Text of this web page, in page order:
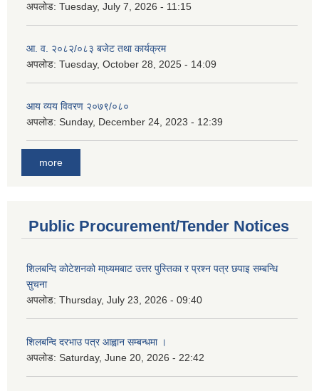
अपलोड: Tuesday, July 7, 2026 - 11:15
आ. व. २०८२/०८३ बजेट तथा कार्यक्रम
अपलोड: Tuesday, October 28, 2025 - 14:09
आय व्यय विवरण २०७९/०८०
अपलोड: Sunday, December 24, 2023 - 12:39
more
Public Procurement/Tender Notices
शिलबन्दि कोटेशनको मा्ध्यमबाट उत्तर पुस्तिका र प्रश्न पत्र छपाइ सम्बन्धि
सुचना
अपलोड: Thursday, July 23, 2026 - 09:40
शिलबन्दि दरभाउ पत्र आह्वान सम्बन्धमा ।
अपलोड: Saturday, June 20, 2026 - 22:42